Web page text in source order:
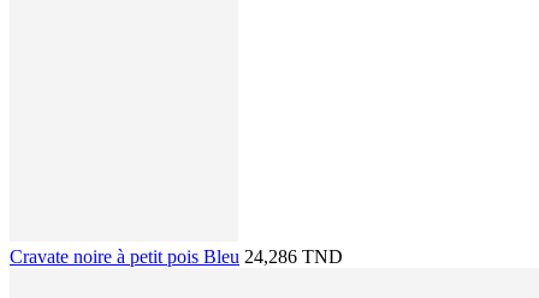
Cravate noire à petit pois Bleu 24,286 TND